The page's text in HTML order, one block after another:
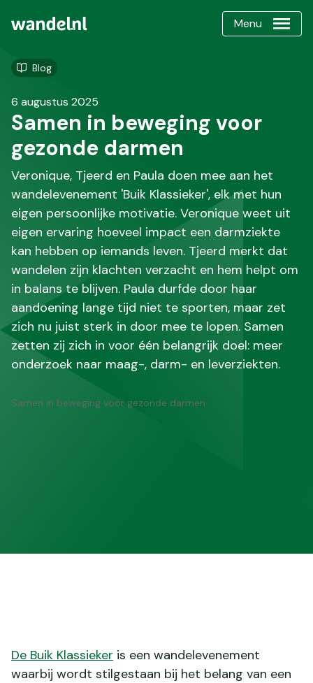
Menu
Blog
6 augustus 2025
Samen in beweging voor
gezonde darmen
Veronique, Tjeerd en Paula doen mee aan het
wandelevenement 'Buik Klassieker', elk met hun
eigen persoonlijke motivatie. Veronique weet uit
eigen ervaring hoeveel impact een darmziekte
kan hebben op iemands leven. Tjeerd merkt dat
wandelen zijn klachten verzacht en hem helpt om
in balans te blijven. Paula durfde door haar
aandoening lange tijd niet te sporten, maar zet
zich nu juist sterk in door mee te lopen. Samen
zetten zij zich in voor één belangrijk doel: meer
onderzoek naar maag-, darm- en leverziekten.
Samen in beweging voor gezonde darmen
De Buik Klassieker is een wandelevenement
waarbij wordt stilgestaan bij het belang van een